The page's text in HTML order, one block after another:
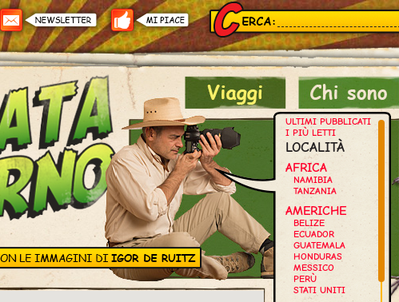
ULTIMI PUBBLICATI
I PIÙ LETTI
LOCALITÀ
AFRICA
NAMIBIA
TANZANIA
AMERICHE
BELIZE
ECUADOR
GUATEMALA
HONDURAS
MESSICO
PERÙ
STATI UNITI